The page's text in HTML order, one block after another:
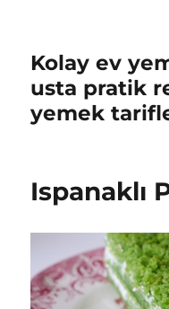
Kolay ev
usta pratik
yemek
Ispanaklı